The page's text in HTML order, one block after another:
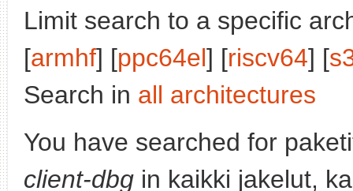
Limit search to a specific
[armhf] [ppc64el] [riscv64] [
Search in all architectures
You have searched for
client-dbg in kaikki jakelut,